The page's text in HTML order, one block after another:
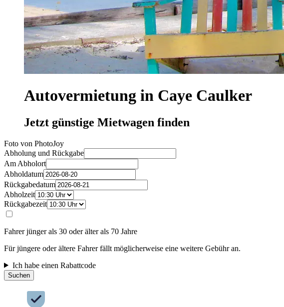
Autovermietung in Caye Caulker
Jetzt günstige Mietwagen finden
Foto von PhotoJoy
Abholung und Rückgabe
Am Abholort
Abholdatum
Rückgabedatum
Abholzeit
Rückgabezeit
Fahrer jünger als 30 oder älter als 70 Jahre
Für jüngere oder ältere Fahrer fällt möglicherweise eine weitere Gebühr an.
Ich habe einen Rabattcode
Suchen